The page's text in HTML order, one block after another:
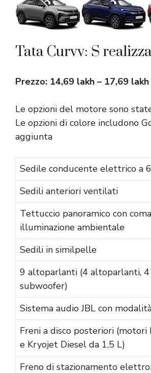
Tata Curvv: S
Prezzo: 14,69 lakh – 17,69 lakh
Le opzioni del motore sono
Le opzioni di colore includono
aggiunta
Sedile conducente elettrico a
Sedili anteriori ventilati
Tettuccio panoramico con
illuminazione ambientale
Sedili in similpelle
9 altoparlanti (4 altoparlanti,
subwoofer)
Sistema audio JBL con
Freni a disco posteriori (motori
e Kryojet Diesel da 1,5 L)
Freno di stazionamento